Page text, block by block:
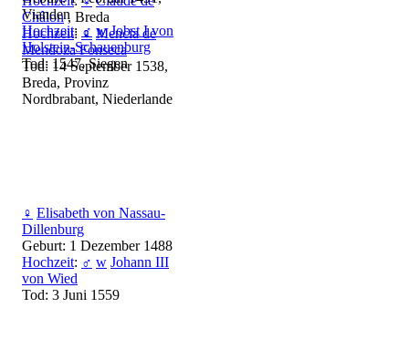
Châlon, Breda
Hochzeit: ♀ Mencia de
Mendoza Fonseca
Tod: 14 September 1538,
Breda, Provinz
Nordbrabant, Niederlande
Vianden
Hochzeit: ♂ w Jobst I von
Holstein-Schauenburg
Tod: 1547, Siegen
♀ Elisabeth von Nassau-
Dillenburg
Geburt: 1 Dezember 1488
Hochzeit: ♂ w Johann III
von Wied
Tod: 3 Juni 1559